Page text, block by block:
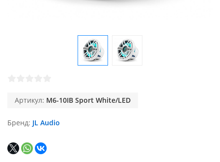
Артикул: M6-10IB Sport White/LED
Бренд JL Audio